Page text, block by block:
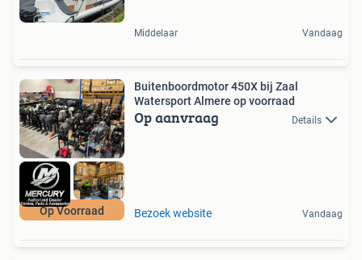
Middelaar Vandaag
Op Voorraad
Buitenboordmotor 450X bij Zaal
Watersport Almere op voorraad
Op aanvraag Details
Bezoek website Vandaag